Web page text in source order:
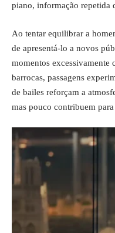
piano, informação repetida
Ao tentar equilibrar a
de apresentá-lo a novos
momentos excessivamente
barrocas, passagens
de bailes reforçam a
mas pouco contribuem